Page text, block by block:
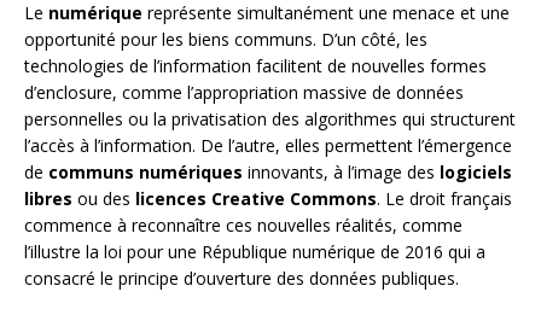
Le numérique représente simultanément une menace et une
opportunité pour les biens communs. D’un côté, les
technologies de l’information facilitent de nouvelles formes
d’enclosure, comme l’appropriation massive de données
personnelles ou la privatisation des algorithmes qui structurent
l’accès à l’information. De l’autre, elles permettent l’émergence
de communs numériques innovants, à l’image des logiciels
libres ou des licences Creative Commons. Le droit français
commence à reconnaître ces nouvelles réalités, comme
l’illustre la loi pour une République numérique de 2016 qui a
consacré le principe d’ouverture des données publiques.